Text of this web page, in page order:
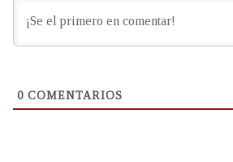
0 COMENTARIOS